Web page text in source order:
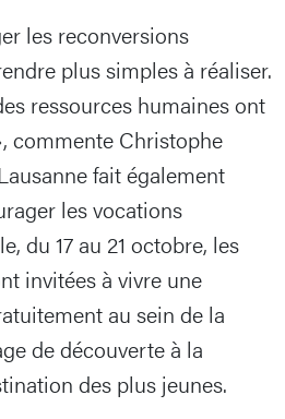
les reconversions
plus simples à réaliser.
ressources humaines ont
commente Christophe
fait également
les vocations
du 17 au 21 octobre, les
invitées à vivre une
au sein de la
de découverte à la
des plus jeunes.